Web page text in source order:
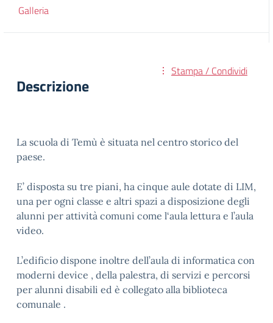
Galleria
Stampa / Condividi
Descrizione
La scuola di Temù è situata nel centro storico del
paese.
E’ disposta su tre piani, ha cinque aule dotate di LIM,
una per ogni classe e altri spazi a disposizione degli
alunni per attività comuni come l‘aula lettura e l’aula
video.
L’edificio dispone inoltre dell’aula di informatica con
moderni device , della palestra, di servizi e percorsi
per alunni disabili ed è collegato alla biblioteca
comunale .